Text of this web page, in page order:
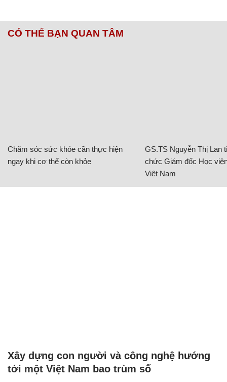
CÓ THỂ BẠN QUAN TÂM
Chăm sóc sức khỏe cần thực hiện
ngay khi cơ thể còn khỏe
GS.TS Nguyễn Thị Lan
chức Giám đốc Học
Việt Nam
Xây dựng con người và công nghệ hướng
tới một Việt Nam bao trùm số